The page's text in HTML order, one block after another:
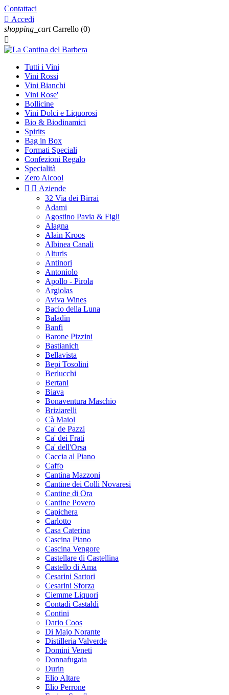
Contattaci
 Accedi
shopping_cart Carrello (0)

Tutti i Vini
Vini Rossi
Vini Bianchi
Vini Rose'
Bollicine
Vini Dolci e Liquorosi
Bio & Biodinamici
Spirits
Bag in Box
Formati Speciali
Confezioni Regalo
Specialità
Zero Alcool
  Aziende
32 Via dei Birrai
Adami
Agostino Pavia & Figli
Alagna
Alain Kroos
Albinea Canali
Alturis
Antinori
Antoniolo
Apollo - Pirola
Argiolas
Aviva Wines
Bacio della Luna
Baladin
Banfi
Barone Pizzini
Bastianich
Bellavista
Bepi Tosolini
Berlucchi
Bertani
Biava
Bonaventura Maschio
Briziarelli
Cà Maiol
Ca' de Pazzi
Ca' dei Frati
Ca' dell'Orsa
Caccia al Piano
Caffo
Cantina Mazzoni
Cantine dei Colli Novaresi
Cantine di Ora
Cantine Povero
Capichera
Carlotto
Casa Caterina
Cascina Piano
Cascina Vengore
Castellare di Castellina
Castello di Ama
Cesarini Sartori
Cesarini Sforza
Ciemme Liquori
Contadi Castaldi
Contini
Dario Coos
Di Majo Norante
Distilleria Valverde
Domini Veneti
Donnafugata
Durin
Elio Altare
Elio Perrone